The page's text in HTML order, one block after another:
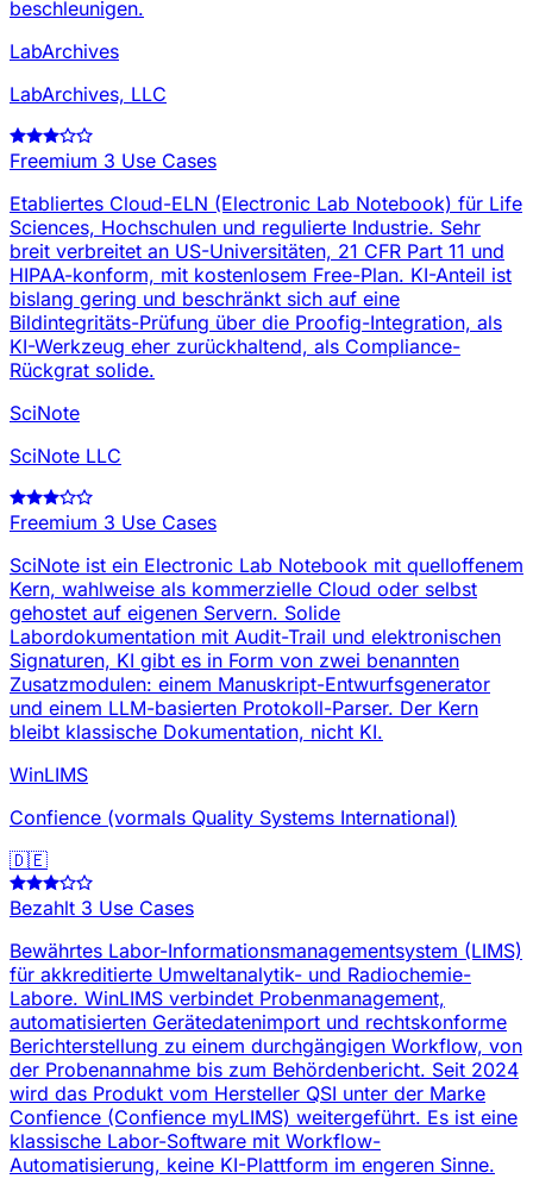
beschleunigen.
LabArchives
LabArchives, LLC
Freemium 3 Use Cases
Etabliertes Cloud-ELN (Electronic Lab Notebook) für Life
Sciences, Hochschulen und regulierte Industrie. Sehr
breit verbreitet an US-Universitäten, 21 CFR Part 11 und
HIPAA-konform, mit kostenlosem Free-Plan. KI-Anteil ist
bislang gering und beschränkt sich auf eine
Bildintegritäts-Prüfung über die Proofig-Integration, als
KI-Werkzeug eher zurückhaltend, als Compliance-
Rückgrat solide.
SciNote
SciNote LLC
Freemium 3 Use Cases
SciNote ist ein Electronic Lab Notebook mit quelloffenem
Kern, wahlweise als kommerzielle Cloud oder selbst
gehostet auf eigenen Servern. Solide
Labordokumentation mit Audit-Trail und elektronischen
Signaturen, KI gibt es in Form von zwei benannten
Zusatzmodulen: einem Manuskript-Entwurfsgenerator
und einem LLM-basierten Protokoll-Parser. Der Kern
bleibt klassische Dokumentation, nicht KI.
WinLIMS
Confience (vormals Quality Systems International)
🇩🇪
Bezahlt 3 Use Cases
Bewährtes Labor-Informationsmanagementsystem (LIMS)
für akkreditierte Umweltanalytik- und Radiochemie-
Labore. WinLIMS verbindet Probenmanagement,
automatisierten Gerätedatenimport und rechtskonforme
Berichterstellung zu einem durchgängigen Workflow, von
der Probenannahme bis zum Behördenbericht. Seit 2024
wird das Produkt vom Hersteller QSI unter der Marke
Confience (Confience myLIMS) weitergeführt. Es ist eine
klassische Labor-Software mit Workflow-
Automatisierung, keine KI-Plattform im engeren Sinne.